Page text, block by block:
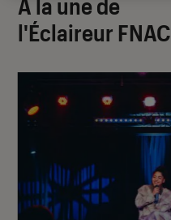
À la une de
l'Éclaireur FNAC